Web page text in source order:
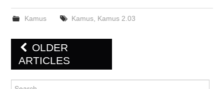
Kamus Kamus, Kamus 2.03
Post
navigation
OLDER
ARTICLES